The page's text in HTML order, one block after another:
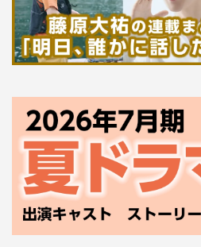
本当に応援してくれる研究員が
くることができました。
どんなにつらい日があったとし
を見たら、がんばり続けること
見せてくれた笑顔、景色とか、
これから生きていく中でまた自
が来たら、みんなからもらった
こうと思います。
全部、絶対に忘れません。いつ
でいてくれたらうれしいなって